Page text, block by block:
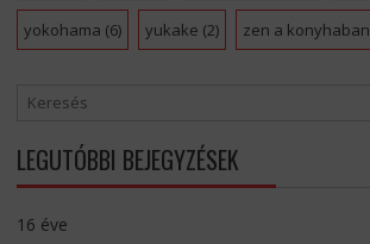
yokohama (6) yukake (2) zen a konyhaban
LEGUTÓBBI BEJEGYZÉSEK
16 éve